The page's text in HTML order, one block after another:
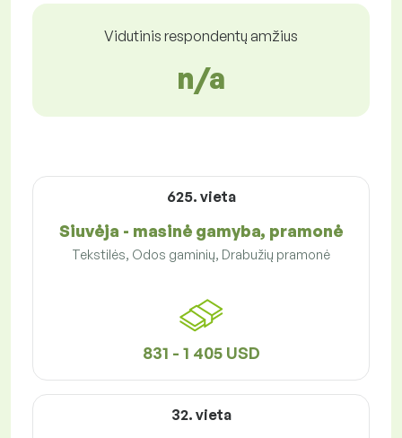
Vidutinis respondentų amžius
n/a
625. vieta
Siuvėja - masinė gamyba, pramonė
Tekstilės, Odos gaminių, Drabužių pramonė
831 - 1 405 USD
32. vieta